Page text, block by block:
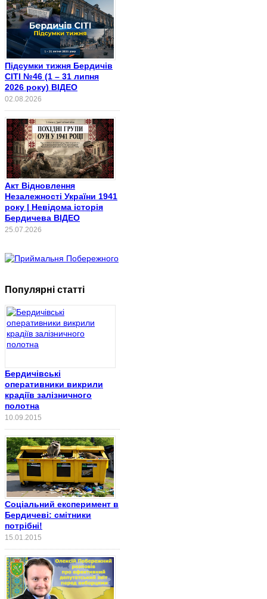
Підсумки тижня Бердичів
СІТІ №46 (1 – 31 липня
2026 року) ВІДЕО
02.08.2026
Акт Відновлення
Незалежності України 1941
року | Невідома історія
Бердичева ВІДЕО
25.07.2026
Популярні статті
Бердичівські
оперативники викрили
крадіїв залізничного
полотна
10.09.2015
Соціальний експеримент в
Бердичеві: смітники
потрібні!
15.01.2015